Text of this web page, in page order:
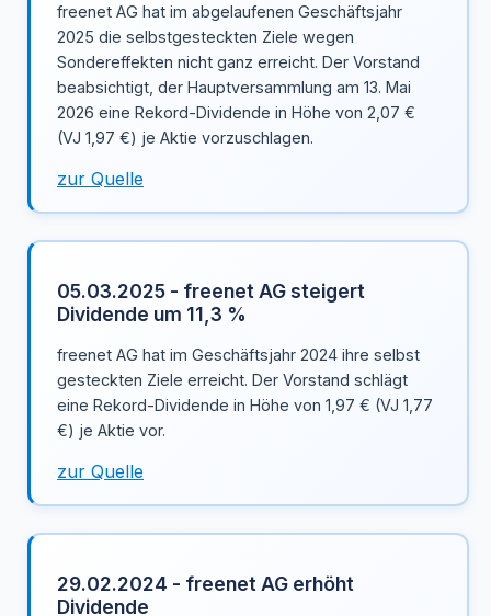
freenet AG hat im abgelaufenen Geschäftsjahr
2025 die selbstgesteckten Ziele wegen
Sondereffekten nicht ganz erreicht. Der Vorstand
beabsichtigt, der Hauptversammlung am 13. Mai
2026 eine Rekord-Dividende in Höhe von 2,07 €
(VJ 1,97 €) je Aktie vorzuschlagen.
zur Quelle
05.03.2025 - freenet AG steigert
Dividende um 11,3 %
freenet AG hat im Geschäftsjahr 2024 ihre selbst
gesteckten Ziele erreicht. Der Vorstand schlägt
eine Rekord-Dividende in Höhe von 1,97 € (VJ 1,77
€) je Aktie vor.
zur Quelle
29.02.2024 - freenet AG erhöht
Dividende